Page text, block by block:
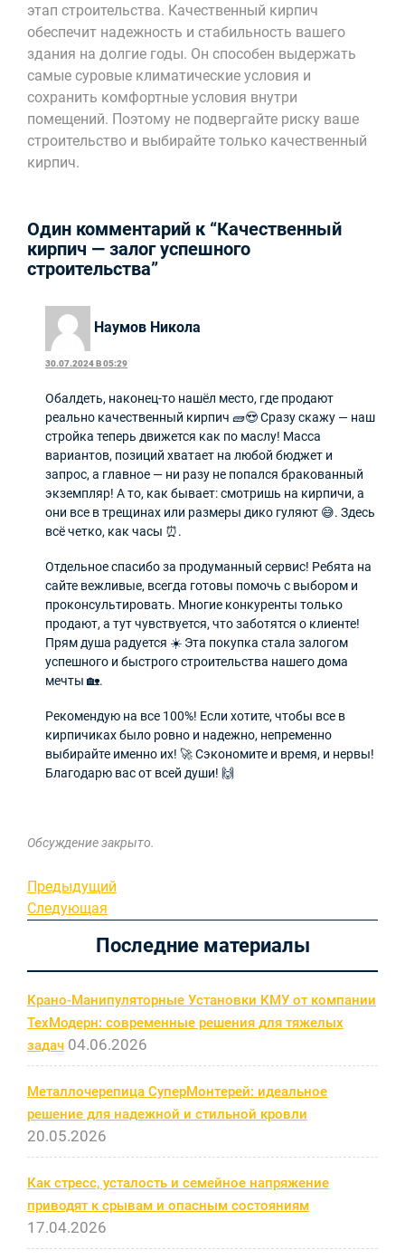
этап строительства. Качественный кирпич
обеспечит надежность и стабильность вашего
здания на долгие годы. Он способен выдержать
самые суровые климатические условия и
сохранить комфортные условия внутри
помещений. Поэтому не подвергайте риску ваше
строительство и выбирайте только качественный
кирпич.
Один комментарий к “Качественный
кирпич — залог успешного
строительства”
Наумов Никола
30.07.2024 В 05:29
Обалдеть, наконец-то нашёл место, где продают
реально качественный кирпич 🧱😍 Сразу скажу — наш
стройка теперь движется как по маслу! Масса
вариантов, позиций хватает на любой бюджет и
запрос, а главное — ни разу не попался бракованный
экземпляр! А то, как бывает: смотришь на кирпичи, а
они все в трещинах или размеры дико гуляют 😅. Здесь
всё четко, как часы ⏰.
Отдельное спасибо за продуманный сервис! Ребята на
сайте вежливые, всегда готовы помочь с выбором и
проконсультировать. Многие конкуренты только
продают, а тут чувствуется, что заботятся о клиенте!
Прям душа радуется ☀️ Эта покупка стала залогом
успешного и быстрого строительства нашего дома
мечты 🏡.
Рекомендую на все 100%! Если хотите, чтобы все в
кирпичиках было ровно и надежно, непременно
выбирайте именно их! 🚀 Сэкономите и время, и нервы!
Благодарю вас от всей души! 🙌
Обсуждение закрыто.
Навигация
по
записям
Предыдущая
запись
Предыдущий
Следующая
Следующая
Последние материалы
Крано-Манипуляторные Установки КМУ от компании
ТехМодерн: современные решения для тяжелых
задач 04.06.2026
Металлочерепица СуперМонтерей: идеальное
решение для надежной и стильной кровли
20.05.2026
Как стресс, усталость и семейное напряжение
приводят к срывам и опасным состояниям
17.04.2026